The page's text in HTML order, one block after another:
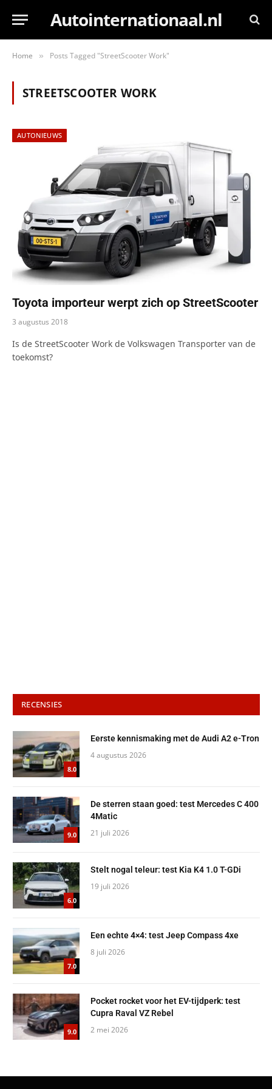
Autointernationaal.nl
Home » Posts Tagged "StreetScooter Work"
STREETSCOOTER WORK
AUTONIEUWS
Toyota importeur werpt zich op StreetScooter
3 augustus 2018
Is de StreetScooter Work de Volkswagen Transporter van de
toekomst?
RECENSIES
8.0
Eerste kennismaking met de Audi A2 e-Tron
4 augustus 2026
9.0
De sterren staan goed: test Mercedes C 400
4Matic
21 juli 2026
6.0
Stelt nogal teleur: test Kia K4 1.0 T-GDi
19 juli 2026
7.0
Een echte 4×4: test Jeep Compass 4xe
8 juli 2026
9.0
Pocket rocket voor het EV-tijdperk: test
Cupra Raval VZ Rebel
2 mei 2026